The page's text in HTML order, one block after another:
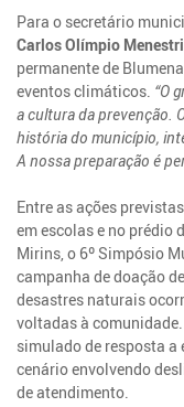
Para o secretário
Carlos Olímpio
permanente de
eventos climáticos. “O
a cultura da prevenção.
história do município,
A nossa preparação é
Entre as ações
em escolas e no prédio
Mirins, o 6º Simpósio
campanha de doação
desastres naturais
voltadas à
simulado de resposta
cenário envolvendo
de atendimento.